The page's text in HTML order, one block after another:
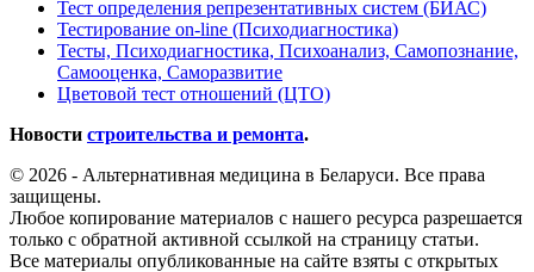
Тест определения репрезентативных систем (БИАС)
Тестирование on-line (Психодиагностика)
Тесты, Психодиагностика, Психоанализ, Самопознание,
Самооценка, Саморазвитие
Цветовой тест отношений (ЦТО)
Новости строительства и ремонта.
© 2026 - Альтернативная медицина в Беларуси. Все права
защищены.
Любое копирование материалов с нашего ресурса разрешается
только с обратной активной ссылкой на страницу статьи.
Все материалы опубликованные на сайте взяты с открытых